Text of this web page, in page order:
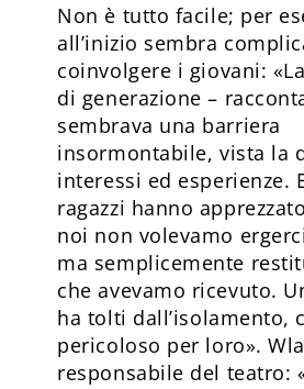
Non è tutto facile; per
all’inizio sembra
coinvolgere i giovani:
di generazione –
sembrava una barriera
insormontabile, vista la
interessi ed esperienze.
ragazzi hanno
noi non volevamo
ma semplicemente
che avevamo ricevuto.
ha tolti dall’isolamento,
pericoloso per loro».
responsabile del teatro: